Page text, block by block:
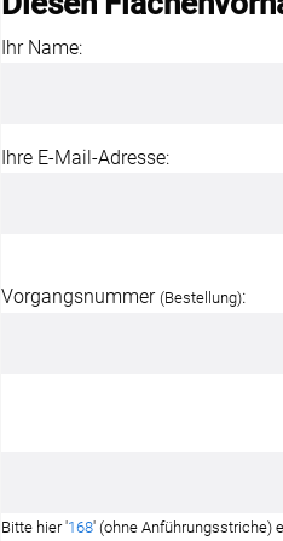
Ihr Name:
Ihre E-Mail-Adresse:
Vorgangsnummer (Bestellung):
Bitte hier '168' (ohne Anführungsstriche)